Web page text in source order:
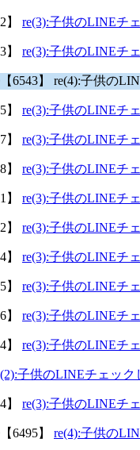
】 re(3):子供のLINEチ
】 re(3):子供のLINEチ
【6543】 re(4):子供の
】 re(3):子供のLINEチ
】 re(3):子供のLINEチ
】 re(3):子供のLINEチ
】 re(3):子供のLINEチ
】 re(3):子供のLINEチ
】 re(3):子供のLINEチ
】 re(3):子供のLINEチ
】 re(3):子供のLINEチ
】 re(3):子供のLINEチ
子供のLINEチェック
】 re(3):子供のLINEチ
【6495】 re(4):子供の